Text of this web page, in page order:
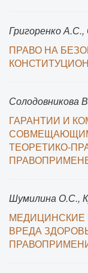
Григоренко
ПРАВО НА
Солодовникова
ГАРАНТИИ И
ТЕОРЕТИКО-
Шумилина О.С.,
МЕДИЦИНСКИЕ
ВРЕДА